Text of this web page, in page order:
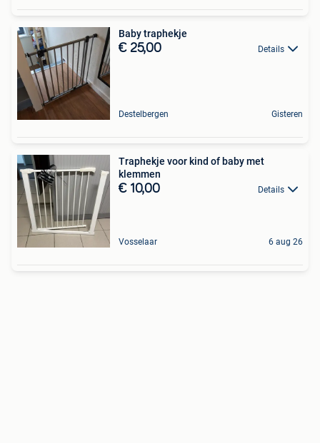
Baby traphekje
€ 25,00 Details
Destelbergen Gisteren
Traphekje voor kind of baby met
klemmen
€ 10,00 Details
Vosselaar 6 aug 26